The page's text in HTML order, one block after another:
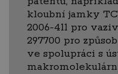
kloubní jamky
2006-411 pro
297700 pro
ve spolupráci s